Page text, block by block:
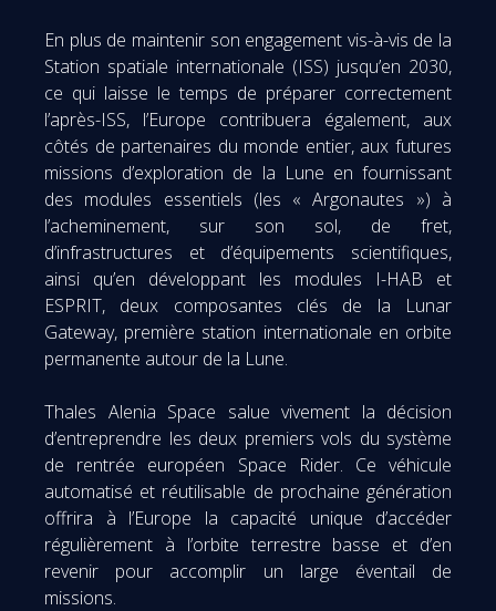
En plus de maintenir son engagement vis-à-vis de la
Station spatiale internationale (ISS) jusqu’en 2030,
ce qui laisse le temps de préparer correctement
l’après-ISS, l’Europe contribuera également, aux
côtés de partenaires du monde entier, aux futures
missions d’exploration de la Lune en fournissant
des modules essentiels (les « Argonautes ») à
l’acheminement, sur son sol, de fret,
d’infrastructures et d’équipements scientifiques,
ainsi qu’en développant les modules I-HAB et
ESPRIT, deux composantes clés de la Lunar
Gateway, première station internationale en orbite
permanente autour de la Lune.
Thales Alenia Space salue vivement la décision
d’entreprendre les deux premiers vols du système
de rentrée européen Space Rider. Ce véhicule
automatisé et réutilisable de prochaine génération
offrira à l’Europe la capacité unique d’accéder
régulièrement à l’orbite terrestre basse et d’en
revenir pour accomplir un large éventail de
missions.